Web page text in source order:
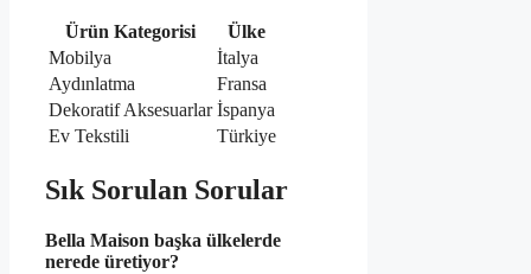
Ürün Kategorisi
Ülke
Mobilya
İtalya
Aydınlatma
Fransa
Dekoratif Aksesuarlar İspanya
Ev Tekstili
Türkiye
Sık Sorulan Sorular
Bella Maison başka ülkelerde
nerede üretiyor?